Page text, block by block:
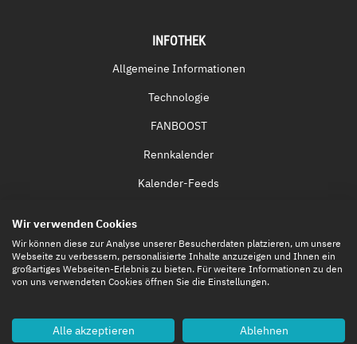
INFOTHEK
Allgemeine Informationen
Technologie
FANBOOST
Rennkalender
Kalender-Feeds
Eintrittskarten
Wir verwenden Cookies
Wir können diese zur Analyse unserer Besucherdaten platzieren, um unsere
Webseite zu verbessern, personalisierte Inhalte anzuzeigen und Ihnen ein
großartiges Webseiten-Erlebnis zu bieten. Für weitere Informationen zu den
von uns verwendeten Cookies öffnen Sie die Einstellungen.
Alle akzeptieren Ablehnen